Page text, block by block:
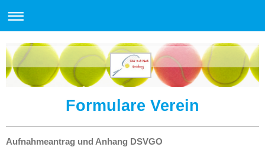
Formulare Verein
Aufnahmeantrag und Anhang DSVGO